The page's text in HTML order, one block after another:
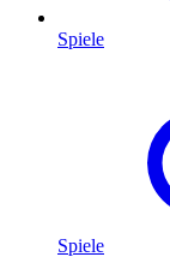
Spiele
Spiele